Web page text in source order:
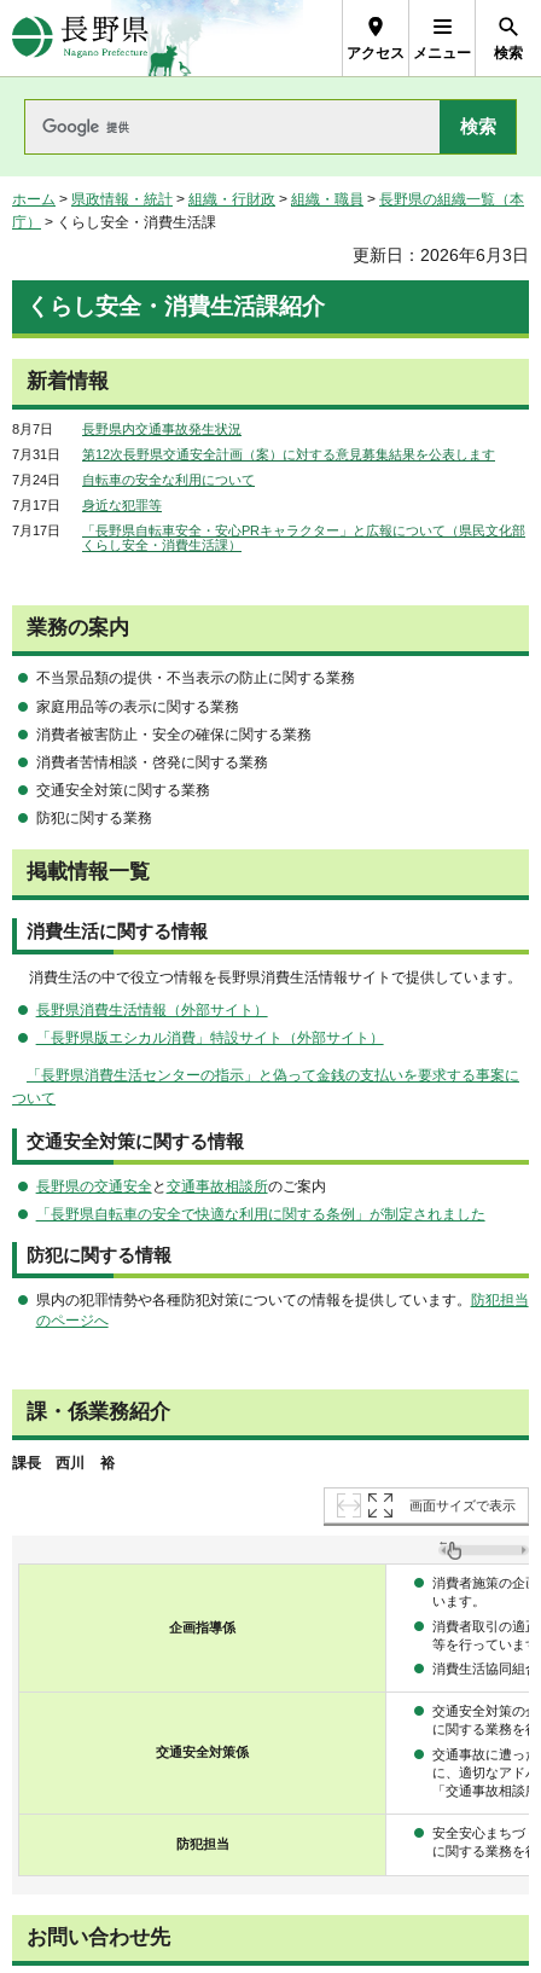
長野県Nagano Prefecture
アクセス メニュー 検索
ホーム > 県政情報・統計 > 組織・行財政 > 組織・職員 > 長野県の組織一覧（本
庁）
> くらし安全・消費生活課
更新日：2026年6月3日
くらし安全・消費生活課紹介
新着情報
8月7日
長野県内交通事故発生状況
7月31日
第12次長野県交通安全計画（案）に対する意見募集結果を公表します
7月24日
自転車の安全な利用について
7月17日
身近な犯罪等
7月17日
「長野県自転車安全・安心PRキャラクター」と広報について（県民文化部
くらし安全・消費生活課）
業務の案内
不当景品類の提供・不当表示の防止に関する業務
家庭用品等の表示に関する業務
消費者被害防止・安全の確保に関する業務
消費者苦情相談・啓発に関する業務
交通安全対策に関する業務
防犯に関する業務
掲載情報一覧
消費生活に関する情報
消費生活の中で役立つ情報を長野県消費生活情報サイトで提供しています。
長野県消費生活情報（外部サイト）
「長野県版エシカル消費」特設サイト（外部サイト）
「長野県消費生活センターの指示」と偽って金銭の支払いを要求する事案に
ついて
交通安全対策に関する情報
長野県の交通安全と 交通事故相談所のご案内
「長野県自転車の安全で快適な利用に関する条例」が制定されました
防犯に関する情報
県内の犯罪情勢や各種防犯対策についての情報を提供しています。
防犯担当
のページへ
課・係業務紹介
課長 西川 裕
画面サイズで表示
企画指導係
消費者施策の企
います。
消費者取引の適
等を行っています
消費生活協同組
交通安全対策係
交通安全対策の
に関する業務を
交通事故に遭っ
に、適切なアド
「交通事故相談
防犯担当
安全安心まちづ
に関する業務を
お問い合わせ先